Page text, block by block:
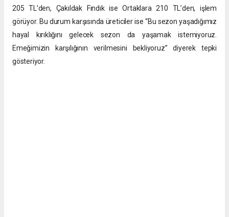
205 TL’den, Çakıldak Fındık ise Ortaklara 210 TL’den, işlem
görüyor. Bu durum karşısında üreticiler ise “Bu sezon yaşadığımız
hayal kırıklığını gelecek sezon da yaşamak istemiyoruz.
Emeğimizin karşılığının verilmesini bekliyoruz” diyerek tepki
gösteriyor.